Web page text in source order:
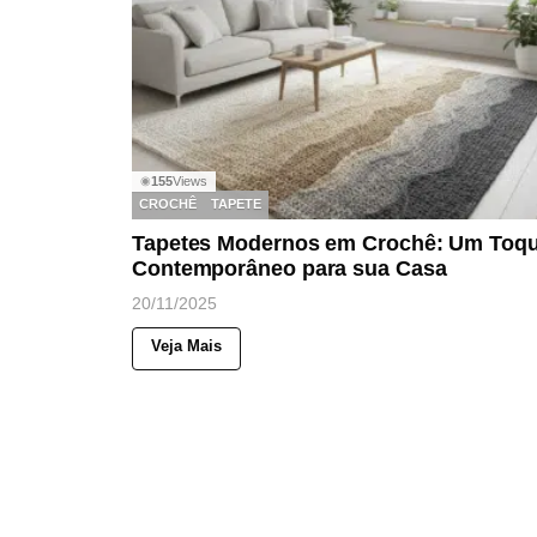
◉155Views
CROCHÊ
TAPETE
Tapetes Modernos em Crochê: Um
Contemporâneo para sua Casa
20/11/2025
Veja Mais